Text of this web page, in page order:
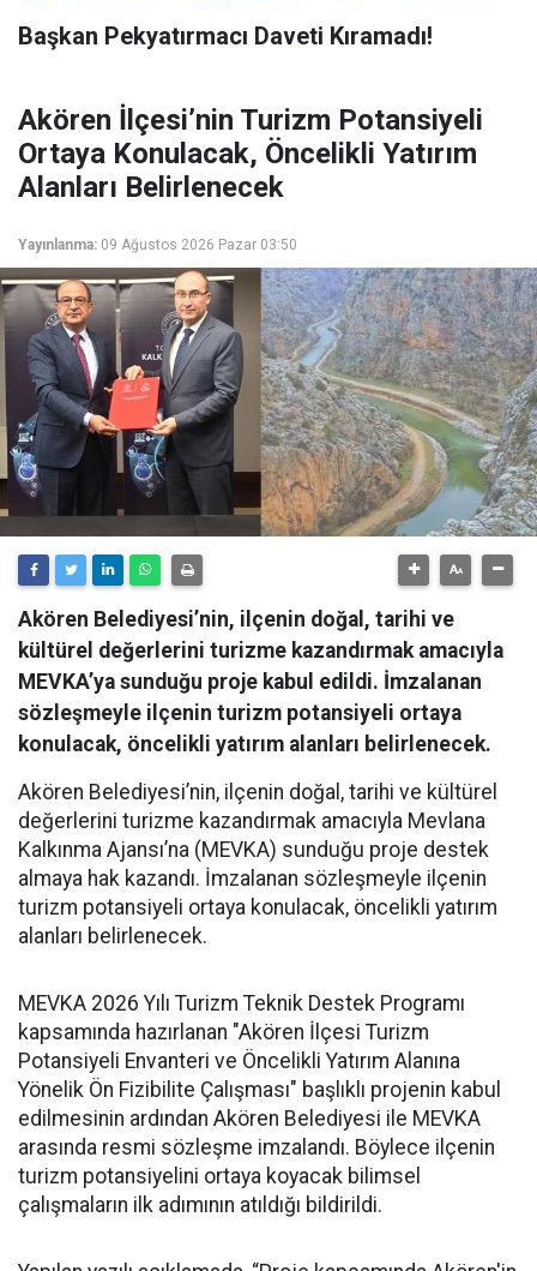
Başkan Pekyatırmacı Daveti Kıramadı!
Akören İlçesi’nin Turizm Potansiyeli
Ortaya Konulacak, Öncelikli Yatırım
Alanları Belirlenecek
Yayınlanma: 09 Ağustos 2026 Pazar 03:50
Akören Belediyesi’nin, ilçenin doğal, tarihi ve
kültürel değerlerini turizme kazandırmak amacıyla
MEVKA’ya sunduğu proje kabul edildi. İmzalanan
sözleşmeyle ilçenin turizm potansiyeli ortaya
konulacak, öncelikli yatırım alanları belirlenecek.
Akören Belediyesi’nin, ilçenin doğal, tarihi ve kültürel
değerlerini turizme kazandırmak amacıyla Mevlana
Kalkınma Ajansı’na (MEVKA) sunduğu proje destek
almaya hak kazandı. İmzalanan sözleşmeyle ilçenin
turizm potansiyeli ortaya konulacak, öncelikli yatırım
alanları belirlenecek.
MEVKA 2026 Yılı Turizm Teknik Destek Programı
kapsamında hazırlanan "Akören İlçesi Turizm
Potansiyeli Envanteri ve Öncelikli Yatırım Alanına
Yönelik Ön Fizibilite Çalışması" başlıklı projenin kabul
edilmesinin ardından Akören Belediyesi ile MEVKA
arasında resmi sözleşme imzalandı. Böylece ilçenin
turizm potansiyelini ortaya koyacak bilimsel
çalışmaların ilk adımının atıldığı bildirildi.